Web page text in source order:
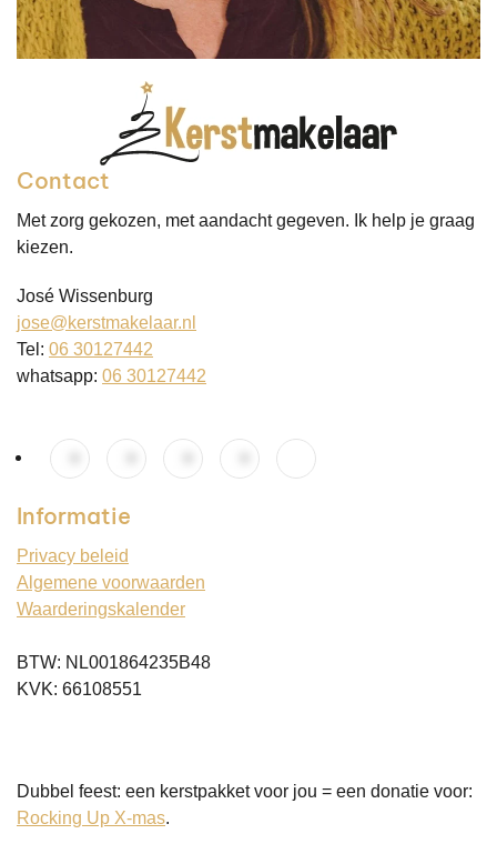
Contact
Met zorg gekozen, met aandacht gegeven. Ik help je graag
kiezen.
José Wissenburg
jose@kerstmakelaar.nl
Tel: 06 30127442
whatsapp: 06 30127442
Informatie
Privacy beleid
Algemene voorwaarden
Waarderingskalender
BTW: NL001864235B48
KVK: 66108551
Dubbel feest: een kerstpakket voor jou = een donatie voor:
Rocking Up X-mas.